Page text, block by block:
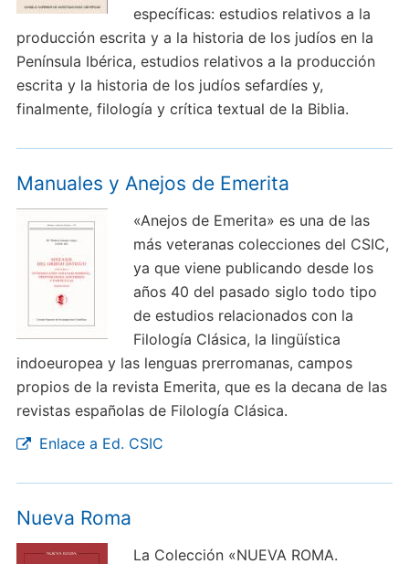
específicas: estudios relativos a la
producción escrita y a la historia de los judíos en la
Península Ibérica, estudios relativos a la producción
escrita y la historia de los judíos sefardíes y,
finalmente, filología y crítica textual de la Biblia.
Manuales y Anejos de Emerita
«Anejos de Emerita» es una de las
más veteranas colecciones del CSIC,
ya que viene publicando desde los
años 40 del pasado siglo todo tipo
de estudios relacionados con la
Filología Clásica, la lingüística
indoeuropea y las lenguas prerromanas, campos
propios de la revista Emerita, que es la decana de las
revistas españolas de Filología Clásica.
Enlace a Ed. CSIC
Nueva Roma
La Colección «NUEVA ROMA.